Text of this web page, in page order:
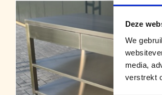
Deze
We
media,
verstrekt